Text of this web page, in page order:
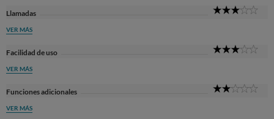
Llamadas
VER MÁS
Facilidad de uso
VER MÁS
Funciones adicionales
VER MÁS